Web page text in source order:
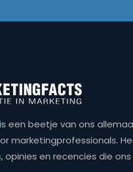
een beetje van ons
marketingprofessionals.
opinies en recencies die